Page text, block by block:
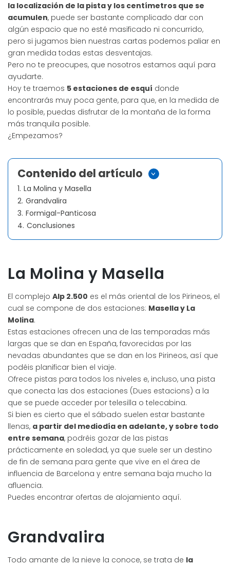
la localización de la pista y los centímetros que se
acumulen, puede ser bastante complicado dar con
algún espacio que no esté masificado ni concurrido,
pero si jugamos bien nuestras cartas podemos paliar en
gran medida todas estas desventajas.
Pero no te preocupes, que nosotros estamos aquí para
ayudarte.
Hoy te traemos 5 estaciones de esquí donde
encontrarás muy poca gente, para que, en la medida de
lo posible, puedas disfrutar de la montaña de la forma
más tranquila posible.
¿Empezamos?
Contenido del artículo >
1. La Molina y Masella
2. Grandvalira
3. Formigal-Panticosa
4. Conclusiones
La Molina y Masella
El complejo Alp 2.500 es el más oriental de los Pirineos, el
cual se compone de dos estaciones: Masella y La
Molina.
Estas estaciones ofrecen una de las temporadas más
largas que se dan en España, favorecidas por las
nevadas abundantes que se dan en los Pirineos, así que
podéis planificar bien el viaje.
Ofrece pistas para todos los niveles e, incluso, una pista
que conecta las dos estaciones (Dues estacions) a la
que se puede acceder por telesilla o telecabina.
Si bien es cierto que el sábado suelen estar bastante
llenas, a partir del mediodía en adelante, y sobre todo
entre semana, podréis gozar de las pistas
prácticamente en soledad, ya que suele ser un destino
de fin de semana para gente que vive en el área de
influencia de Barcelona y entre semana baja mucho la
afluencia.
Puedes encontrar ofertas de alojamiento aquí.
Grandvalira
Todo amante de la nieve la conoce, se trata de la